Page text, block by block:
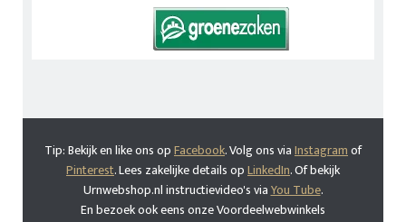
Tip: Bekijk en like ons opFacebook. Volg ons viaInstagramof
Pinterest. Lees zakelijke details opLinkedIn. Of bekijk
Urnwebshop.nl instructievideo's viaYou Tube.
En bezoek ook eens onze Voordeelwebwinkels